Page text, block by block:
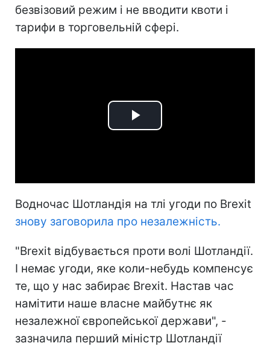
безвізовий режим і не вводити квоти і
тарифи в торговельній сфері.
Play
Водночас Шотландія на тлі угоди по Brexit
знову заговорила про незалежність.
"Brexit відбувається проти волі Шотландії.
І немає угоди, яке коли-небудь компенсує
те, що у нас забирає Brexit. Настав час
намітити наше власне майбутнє як
незалежної європейської держави", -
зазначила перший міністр Шотландії